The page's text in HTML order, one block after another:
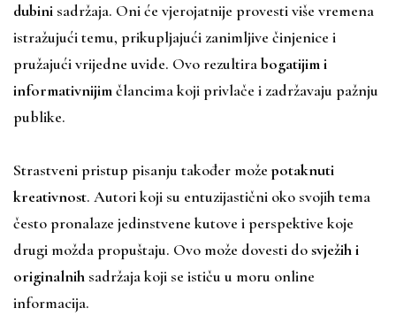
dubini sadržaja. Oni će vjerojatnije provesti više vremena
istražujući temu, prikupljajući zanimljive činjenice i
pružajući vrijedne uvide. Ovo rezultirabogatijim i
informativnijimčlancima koji privlače i zadržavaju pažnju
publike.
Strastveni pristup pisanju također možepotaknuti
kreativnost. Autori koji su entuzijastični oko svojih tema
često pronalaze jedinstvene kutove i perspektive koje
drugi možda propuštaju. Ovo može dovesti dosvježih i
originalnih sadržaja koji se ističu u moru online
informacija.